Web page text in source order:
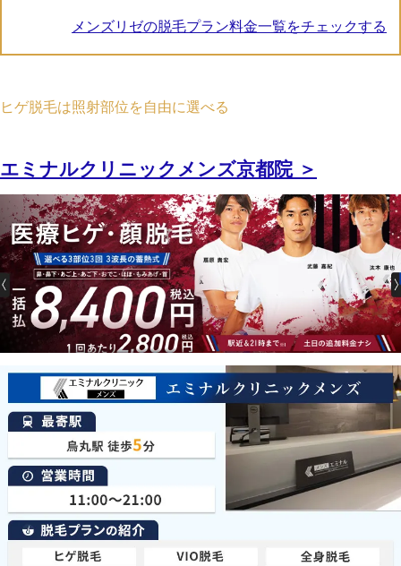
メンズリゼの脱毛プラン料金一覧をチェックする
ヒゲ脱毛は照射部位を自由に選べる
エミナルクリニックメンズ京都院 ＞